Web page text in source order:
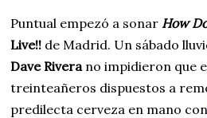
Puntual empezó a sonar How
Live!! de Madrid. Un sábado
Dave Riverano impidieron que
treinteañeros dispuestos a
predilecta cerveza en mano